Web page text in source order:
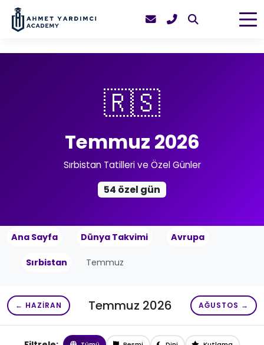
🇷🇸
Temmuz 2026
Sırbistan Tatilleri ve Özel Günler
54 özel gün
Ana Sayfa Dünya Takvimi Avrupa
Sırbistan Temmuz
← HAZIRAN Temmuz 2026 AĞUSTOS →